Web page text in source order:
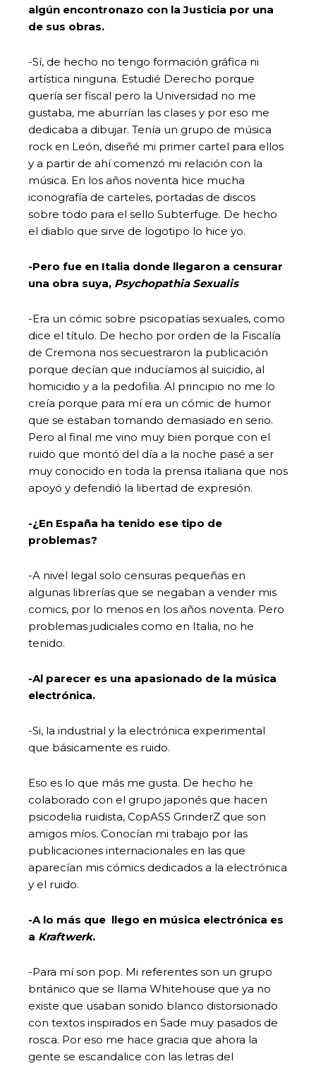
algún encontronazo con la Justicia por una
de sus obras.
-Sí, de hecho no tengo formación gráfica ni
artística ninguna. Estudié Derecho porque
quería ser fiscal pero la Universidad no me
gustaba, me aburrían las clases y por eso me
dedicaba a dibujar. Tenía un grupo de música
rock en León, diseñé mi primer cartel para ellos
y a partir de ahí comenzó mi relación con la
música. En los años noventa hice mucha
iconografía de carteles, portadas de discos
sobre todo para el sello Subterfuge. De hecho
el diablo que sirve de logotipo lo hice yo.
-Pero fue en Italia donde llegaron a censurar
una obra suya, Psychopathia Sexualis
-Era un cómic sobre psicopatías sexuales, como
dice el título. De hecho por orden de la Fiscalía
de Cremona nos secuestraron la publicación
porque decían que inducíamos al suicidio, al
homicidio y a la pedofilia. Al principio no me lo
creía porque para mí era un cómic de humor
que se estaban tomando demasiado en serio.
Pero al final me vino muy bien porque con el
ruido que montó del día a la noche pasé a ser
muy conocido en toda la prensa italiana que nos
apoyó y defendió la libertad de expresión.
-¿En España ha tenido ese tipo de
problemas?
-A nivel legal solo censuras pequeñas en
algunas librerías que se negaban a vender mis
comics, por lo menos en los años noventa. Pero
problemas judiciales como en Italia, no he
tenido.
-Al parecer es una apasionado de la música
electrónica.
-Si, la industrial y la electrónica experimental
que básicamente es ruido.
Eso es lo que más me gusta. De hecho he
colaborado con el grupo japonés que hacen
psicodelia ruidista, CopASS GrinderZ que son
amigos míos. Conocían mi trabajo por las
publicaciones internacionales en las que
aparecían mis cómics dedicados a la electrónica
y el ruido.
-A lo más que llego en música electrónica es
a Kraftwerk.
-Para mí son pop. Mi referentes son un grupo
británico que se llama Whitehouse que ya no
existe que usaban sonido blanco distorsionado
con textos inspirados en Sade muy pasados de
rosca. Por eso me hace gracia que ahora la
gente se escandalice con las letras del